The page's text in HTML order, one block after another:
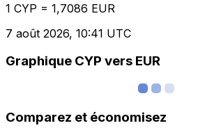
1 CYP = 1,7086 EUR
7 août 2026, 10:41 UTC
Graphique CYP vers EUR
Comparez et économisez